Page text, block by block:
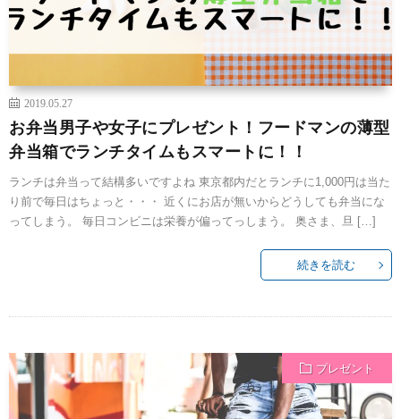
2019.05.27
お弁当男子や女子にプレゼント！フードマンの薄型
弁当箱でランチタイムもスマートに！！
ランチは弁当って結構多いですよね 東京都内だとランチに1,000円は当た
り前で毎日はちょっと・・・ 近くにお店が無いからどうしても弁当にな
ってしまう。 毎日コンビニは栄養が偏ってっしまう。 奥さま、旦 […]
続きを読む
プレゼント